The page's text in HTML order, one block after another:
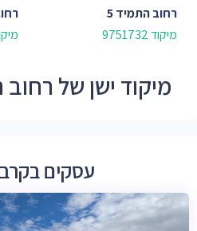
רחובהתמיד 5
מיקוד 9751732
מיקוד
מיקוד ישן של רחוב
עסקים